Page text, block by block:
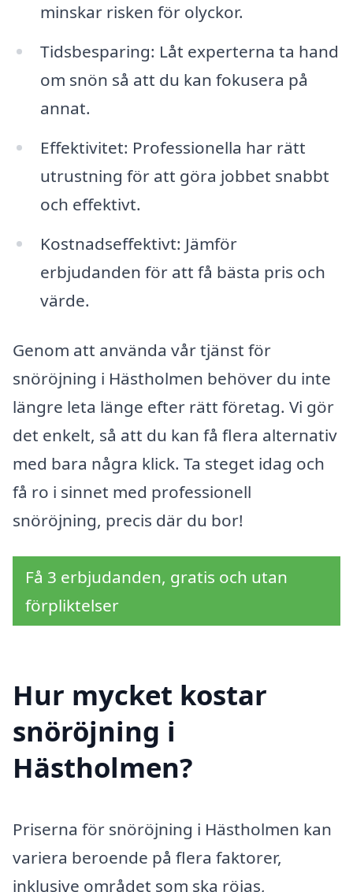
minskar risken för olyckor.
Tidsbesparing: Låt experterna ta hand
om snön så att du kan fokusera på
annat.
Effektivitet: Professionella har rätt
utrustning för att göra jobbet snabbt
och effektivt.
Kostnadseffektivt: Jämför
erbjudanden för att få bästa pris och
värde.
Genom att använda vår tjänst för
snöröjning i Hästholmen behöver du inte
längre leta länge efter rätt företag. Vi gör
det enkelt, så att du kan få flera alternativ
med bara några klick. Ta steget idag och
få ro i sinnet med professionell
snöröjning, precis där du bor!
Få 3 erbjudanden, gratis och utan
förpliktelser
Hur mycket kostar
snöröjning i
Hästholmen?
Priserna för snöröjning i Hästholmen kan
variera beroende på flera faktorer,
inklusive området som ska röjas,